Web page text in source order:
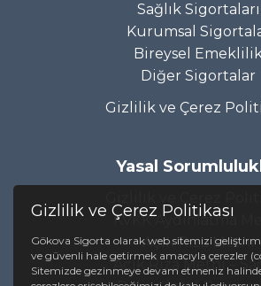
Sağlık Sigortaları
Kurumsal
Bireysel
Diğer Sigortalar
Gizlilik ve Çerez
Yasal
KVKK Aydınlatma
Açık Rıza Metni
Açık Rıza Metni –
Gizlilik ve Çerez Politikası
Gökova Sigorta olarak web sitemizi
ve güvenli hale getirmek amacıyla çerezler
Sitemizde gezinmeye devam etmeniz